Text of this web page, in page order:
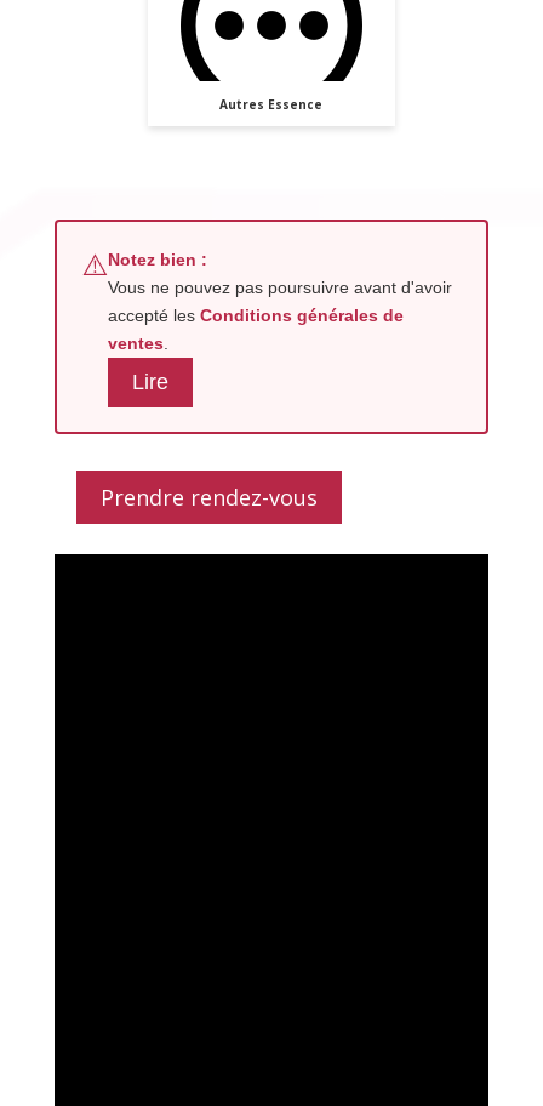
Autres Essence
⚠️Notez bien :
Vous ne pouvez pas poursuivre avant d'avoir
accepté les Conditions générales de
ventes
Lire
Prendre rendez-vous